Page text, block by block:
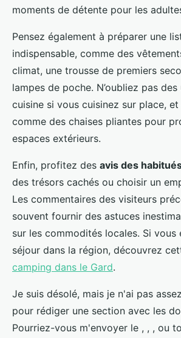
moments de détente pour les
Pensez également à préparer une
indispensable, comme des
climat, une trousse de premiers
lampes de poche. N’oubliez pas
cuisine si vous cuisinez sur place,
comme des chaises pliantes pour
espaces extérieurs.
Enfin, profitez des avis des
des trésors cachés ou choisir un
Les commentaires des visiteurs
souvent fournir des astuces
sur les commodités locales. Si vous
séjour dans la région, découvrez
camping dans le Gard.
Je suis désolé, mais je n'ai pas
pour rédiger une section avec les
Pourriez-vous m'envoyer le , , , ou